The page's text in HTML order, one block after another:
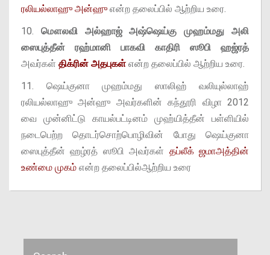
ரலியல்லாஹு அன்ஹு என்ற தலைப்பில் ஆற்றிய உரை.
10. மௌலவி அல்ஹாஜ் அஷ்ஷெய்கு முஹம்மது அலி
ஸைபுத்தீன் ரஹ்மானி பாகவி
காதிரி ஸூபி ஹஜ்ரத்
அவர்கள் திக்ரின் அதபுகள் என்ற தலைப்பில் ஆற்றிய உரை.
11. ஷெய்குனா முஹம்மது ஸாலிஹ் வலியுல்லாஹ்
ரலியல்லாஹு அன்ஹு அவர்களின் கந்தூரி விழா 2012
வை முன்னிட்டு காயல்பட்டினம் முஹ்யித்தீன் பள்ளியில்
நடைபெற்ற தொடர்சொற்பொழிவின் போது ஷெய்குனா
ஸைபுத்தீன் ஹழ்ரத் ஸூபி அவர்கள் தப்லீக் ஜமாஅத்தின்
உண்மை முகம் என்ற தலைப்பில்ஆற்றிய உரை